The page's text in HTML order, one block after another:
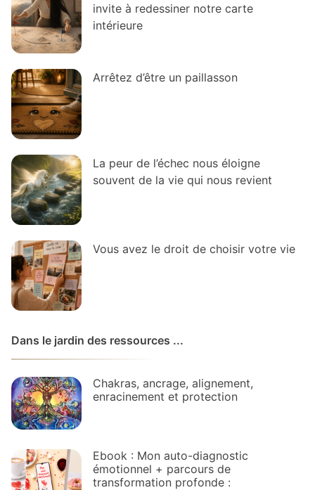
invite à redessiner notre carte
intérieure
Arrêtez d’être un paillasson
La peur de l’échec nous éloigne
souvent de la vie qui nous revient
Vous avez le droit de choisir votre vie
Dans le jardin des ressources ...
Chakras, ancrage, alignement,
enracinement et protection
Ebook : Mon auto-diagnostic
émotionnel + parcours de
transformation profonde :